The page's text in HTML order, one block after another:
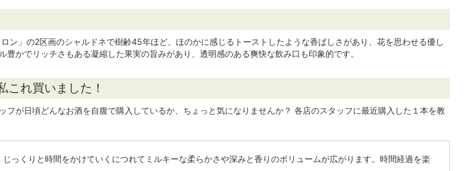
ン」の2区画のシャルドネで樹齢45年ほど、ほのかに感じるトーストしたような香ばしさがあり、花を思わせる優し
豊かでリッチさもある凝縮した果実の旨みがあり、透明感のある爽快な飲み口も印象的です。
これ買いました！
フが日頃どんなお酒を自腹で購入しているか、ちょっと気になりませんか？ 各店のスタッフに最近購入した１本を教
っくりと時間をかけていくにつれてミルキーな柔らかさや深みと香りのボリュームが広がります。時間経過を楽